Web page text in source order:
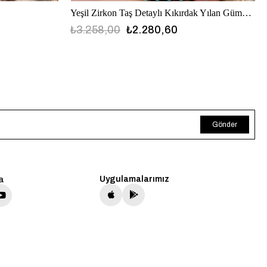
Yeşil Zirkon Taş Detaylı Kıkırdak Yılan Gümüş Küpe
₺2.280,60
₺3.258,00
Gönder
Uygulamalarımız